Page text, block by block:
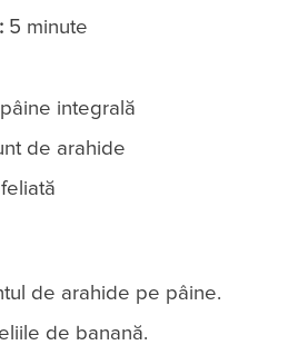
5 minute
integrală
de arahide
de arahide pe pâine.
de banană.